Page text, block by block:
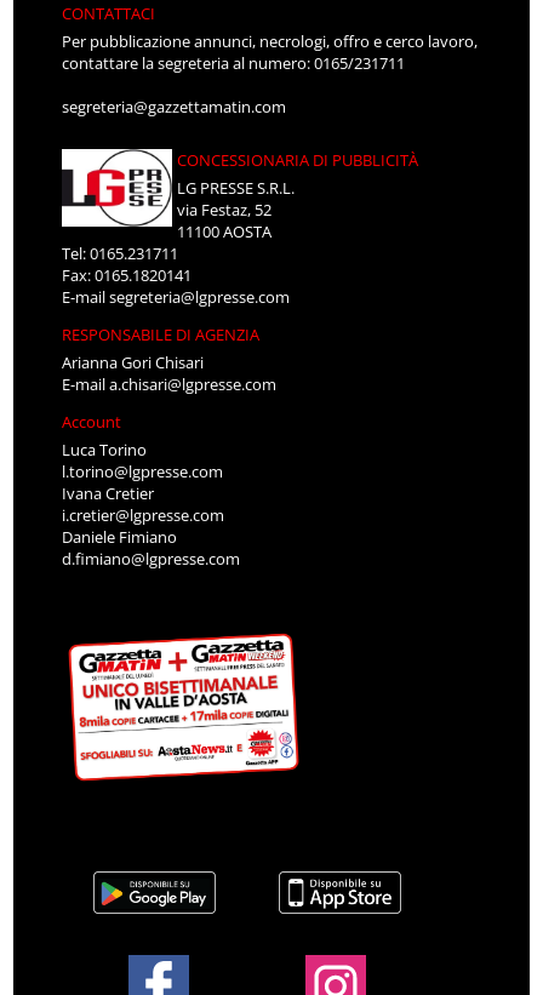
CONTATTACI
Per pubblicazione annunci, necrologi, offro e cerco lavoro,
contattare la segreteria al numero: 0165/231711
segreteria@gazzettamatin.com
CONCESSIONARIA DI PUBBLICITÀ
LG PRESSE S.R.L.
via Festaz, 52
11100 AOSTA
Tel: 0165.231711
Fax: 0165.1820141
E-mailsegreteria@lgpresse.com
RESPONSABILE DI AGENZIA
Arianna Gori Chisari
E-maila.chisari@lgpresse.com
Account
Luca Torino
l.torino@lgpresse.com
Ivana Cretier
i.cretier@lgpresse.com
Daniele Fimiano
d.fimiano@lgpresse.com